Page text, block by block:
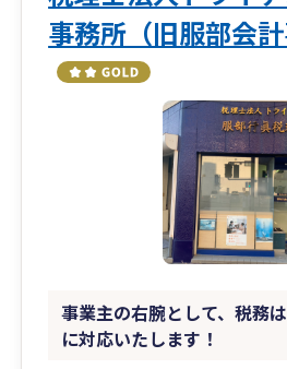
事務所（旧服部会計
事業主の右腕として、税務
に対応いたします！